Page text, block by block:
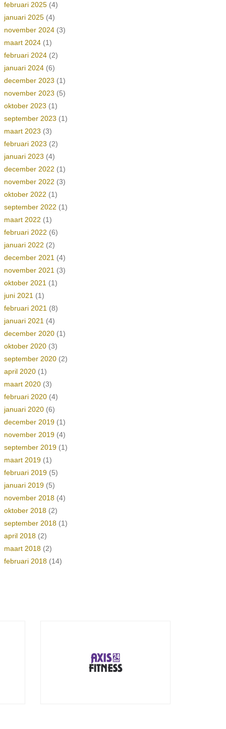
februari 2025(4)
januari 2025(4)
november 2024(3)
maart 2024(1)
februari 2024(2)
januari 2024(6)
december 2023 (1)
november 2023 (5)
oktober 2023 (1)
september 2023 (1)
maart 2023 (3)
februari 2023 (2)
januari 2023 (4)
december 2022 (1)
november 2022 (3)
oktober 2022 (1)
september 2022 (1)
maart 2022 (1)
februari 2022 (6)
januari 2022 (2)
december 2021 (4)
november 2021 (3)
oktober 2021 (1)
juni 2021 (1)
februari 2021 (8)
januari 2021 (4)
december 2020(1)
oktober 2020(3)
september 2020(2)
april 2020(1)
maart 2020(3)
februari 2020(4)
januari 2020(6)
december 2019(1)
november 2019(4)
september 2019(1)
maart 2019(1)
februari 2019(5)
januari 2019(5)
november 2018(4)
oktober 2018(2)
september 2018(1)
april 2018(2)
maart 2018(2)
februari 2018(14)